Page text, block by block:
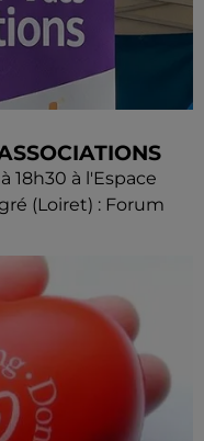
18h30 à l'Espace
(Loiret) : Forum